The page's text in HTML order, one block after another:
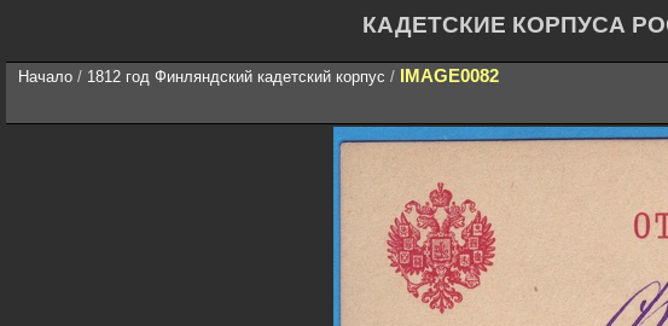
КАДЕТСКИЕ КОРПУСА
Начало / 1812 год Финляндский кадетский корпус / IMAGE0082